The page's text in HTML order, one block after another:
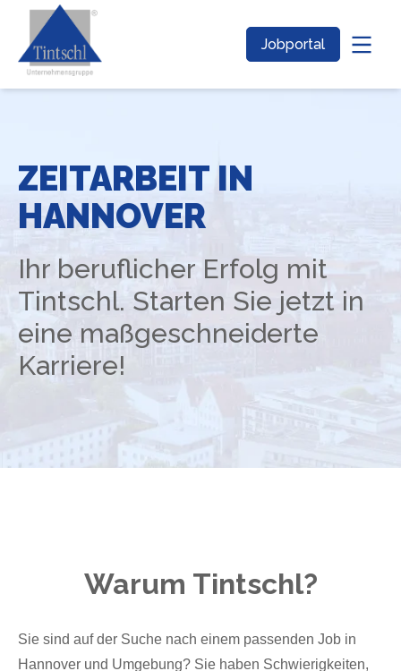
Jobportal
ZEITARBEIT IN
HANNOVER
Ihr beruflicher Erfolg mit
Tintschl. Starten Sie jetzt in
eine maßgeschneiderte
Karriere!
Warum Tintschl?
Sie sind auf der Suche nach einem passenden Job in
Hannover und Umgebung? Sie haben Schwierigkeiten,